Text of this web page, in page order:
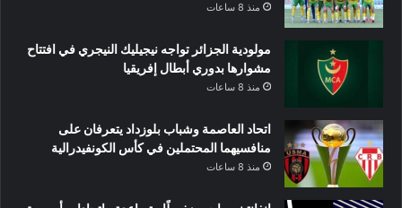
منذ 8 ساعات
مولودية الجزائر تواجه نيجيليك النيجري في افتتاح
مشوارها بدوري أبطال إفريقيا
منذ 8 ساعات
اتحاد العاصمة وشباب بلوزداد يتعرفان على
منافسيهما المحتملين في كأس الكونفيدرالية
منذ 8 ساعات